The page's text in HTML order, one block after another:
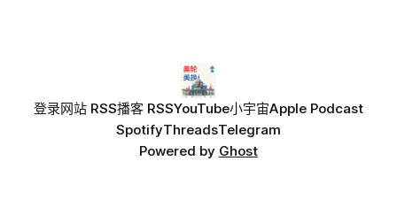
登录网站 RSS播客 RSSYouTube小宇宙Apple Podcast
SpotifyThreadsTelegram
Powered by Ghost